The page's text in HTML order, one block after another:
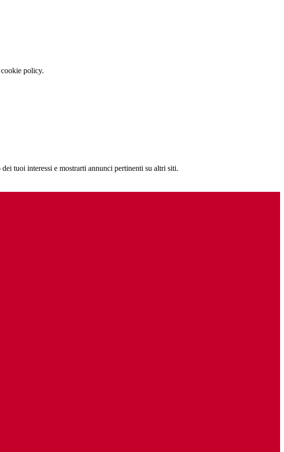
policy.
tuoi interessi e mostrarti annunci pertinenti su altri siti.